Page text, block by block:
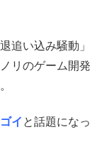
追い込み騒動」
リのゲーム開発
イ と話題になっ